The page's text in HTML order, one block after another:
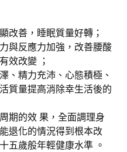
改善，睡眠質量好轉；
與反應力加強，改善腰酸
效改變 ；
、精力充沛、心態積極、
質量提高消除幸生活後的
期的效 果，全面調理身
退化的情況得到根本改
五歲般年輕健康水準 。